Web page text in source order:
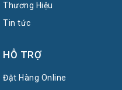
Thương Hiệu
Tin tức
HỖ TRỢ
Đặt Hàng Online